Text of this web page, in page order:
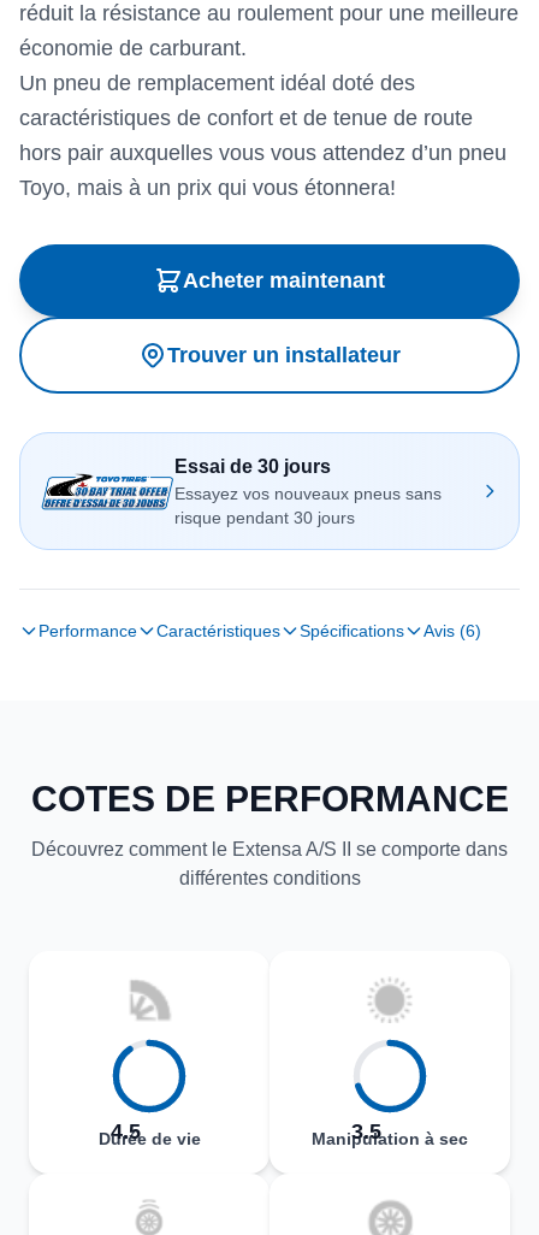
réduit la résistance au roulement pour une meilleure
économie de carburant.
Un pneu de remplacement idéal doté des
caractéristiques de confort et de tenue de route
hors pair auxquelles vous vous attendez d’un pneu
Toyo, mais à un prix qui vous étonnera!
Acheter maintenant
Trouver un installateur
Essai de 30 jours
Essayez vos nouveaux pneus sans
risque pendant 30 jours
Performance Caractéristiques Spécifications Avis (6)
COTES DE PERFORMANCE
Découvrez comment le Extensa A/S II se comporte dans
différentes conditions
4.5
Durée de vie 3.5
Manipulation à sec